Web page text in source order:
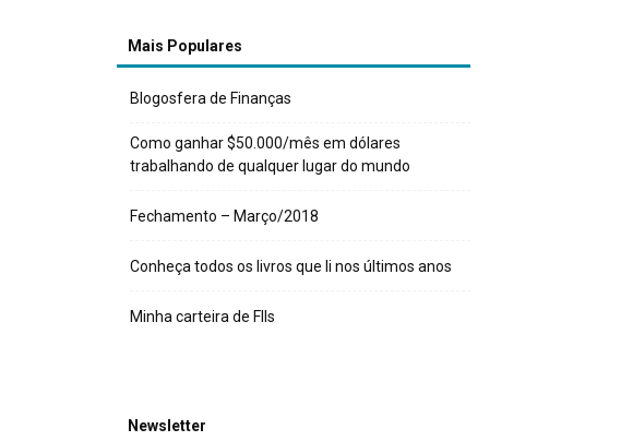
Mais Populares
Blogosfera de Finanças
Como ganhar $50.000/mês em dólares
trabalhando de qualquer lugar do mundo
Fechamento – Março/2018
Conheça todos os livros que li nos últimos anos
Minha carteira de FIIs
Newsletter